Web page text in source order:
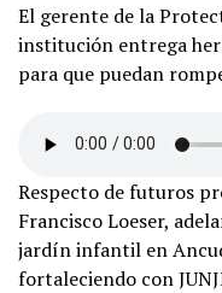
El gerente de la
institución entrega
para que puedan
Respecto de futuros
Francisco Loeser,
jardín infantil en
fortaleciendo con